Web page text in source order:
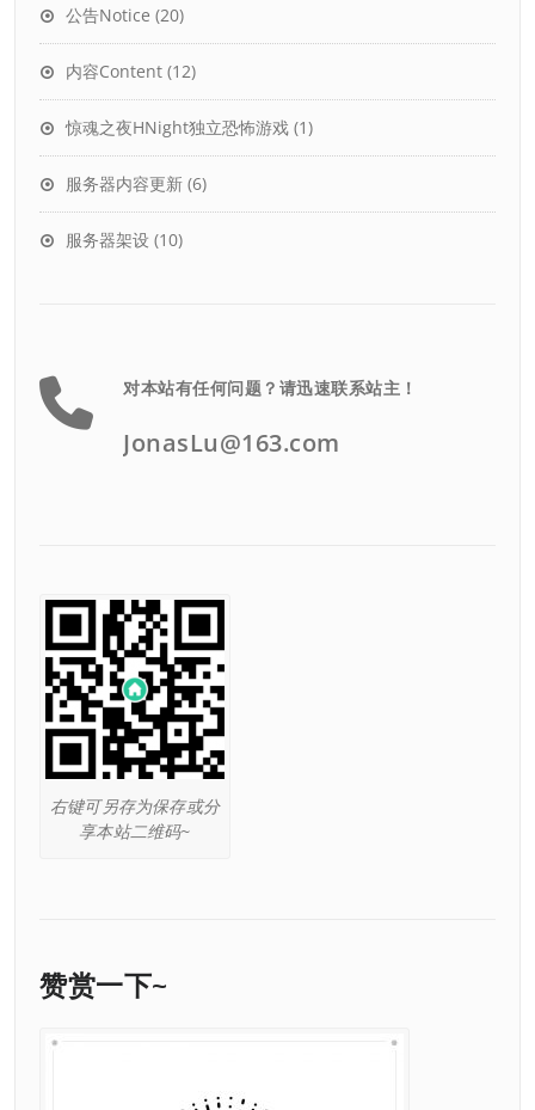
公告Notice (20)
内容Content (12)
惊魂之夜HNight独立恐怖游戏 (1)
服务器内容更新 (6)
服务器架设 (10)
对本站有任何问题？请迅速联系站主！
JonasLu@163.com
右键可另存为保存或分
享本站二维码~
赞赏一下~